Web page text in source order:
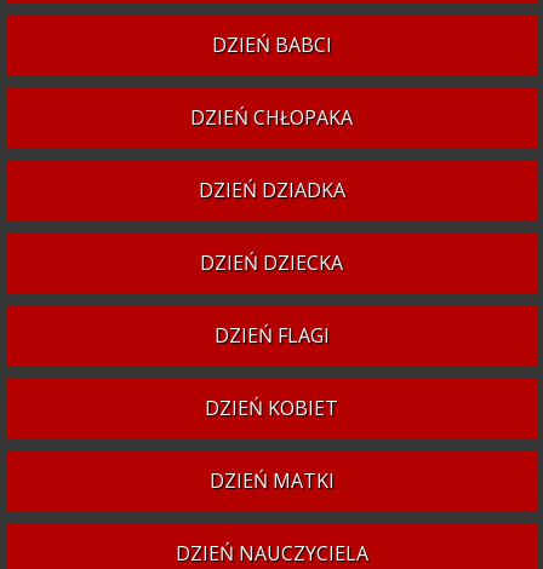
DZIEŃ BABCI
DZIEŃ CHŁOPAKA
DZIEŃ DZIADKA
DZIEŃ DZIECKA
DZIEŃ FLAGI
DZIEŃ KOBIET
DZIEŃ MATKI
DZIEŃ NAUCZYCIELA